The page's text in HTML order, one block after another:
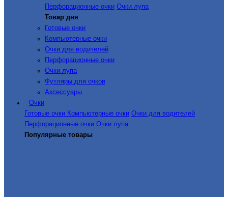
Перфорационные очки Очки лупа
Товар дня
Готовые очки
Компьютерные очки
Очки для водителей
Перфорационные очки
Очки лупа
Футляры для очков
Аксессуары
Очки
Готовые очки Компьютерные очки Очки для водителей
Перфорационные очки Очки лупа
Популярные товары